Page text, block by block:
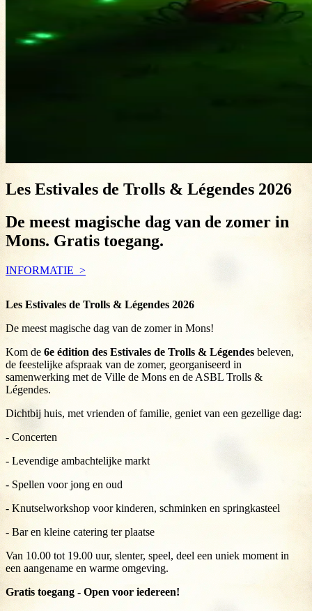
Les Estivales de Trolls & Légendes 2026
De meest magische dag van de zomer in
Mons. Gratis toegang.
INFORMATIE
Les Estivales de Trolls & Légendes 2026
De meest magische dag van de zomer in Mons!
Kom de 6e édition des Estivales de Trolls & Légendes beleven,
de feestelijke afspraak van de zomer, georganiseerd in
samenwerking met de Ville de Mons en de ASBL Trolls &
Légendes.
Dichtbij huis, met vrienden of familie, geniet van een gezellige dag:
- Concerten
- Levendige ambachtelijke markt
- Spellen voor jong en oud
- Knutselworkshop voor kinderen, schminken en springkasteel
- Bar en kleine catering ter plaatse
Van 10.00 tot 19.00 uur, slenter, speel, deel een uniek moment in
een aangename en warme omgeving.
Gratis toegang - Open voor iedereen!